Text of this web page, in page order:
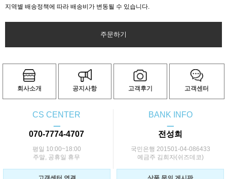
지역별 배송정책에 따라 배송비가 변동될 수 있습니다.
주문하기
회사소개 공지사항 고객후기 고객센터
CS CENTER
ㅡ
070-7774-4707
평일 10:00~18:00
주말, 공휴일 휴무
BANK INFO
ㅡ
전성희
국민은행 201501-04-086433
예금주 김희자(쉬즈데코)